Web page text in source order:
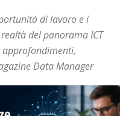
di lavoro e i
del panorama ICT
Data Manager